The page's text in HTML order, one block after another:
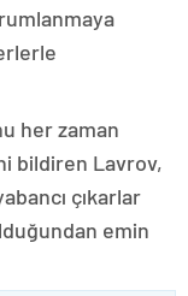
her zaman
bildiren Lavrov,
çıkarlar
emin